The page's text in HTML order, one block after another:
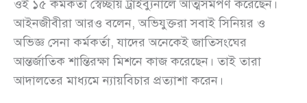
ওই ১৫ কর্মকর্তা স্বেচ্ছায় ট্রাইব্যুনালে আত্মসমর্পণ করেছেন।
আইনজীবীরা আরও বলেন, অভিযুক্তরা সবাই সিনিয়র ও
অভিজ্ঞ সেনা কর্মকর্তা, যাদের অনেকেই জাতিসংঘের
আন্তর্জাতিক শান্তিরক্ষা মিশনে কাজ করেছেন। তাই তারা
আদালতের মাধ্যমে ন্যায়বিচার প্রত্যাশা করেন।